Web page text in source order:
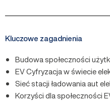
Kluczowe zagadnienia
Budowa społeczności
EV Cyfryzacja w świecie
Sieć stacji ładowania aut
Korzyści dla społeczności